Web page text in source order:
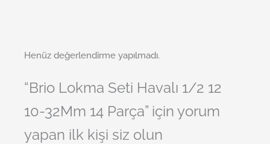
Henüz değerlendirme yapılmadı.
“Brio Lokma Seti Havalı 1/2 12
10-32Mm 14 Parça” için yorum
yapan ilk kişi siz olun